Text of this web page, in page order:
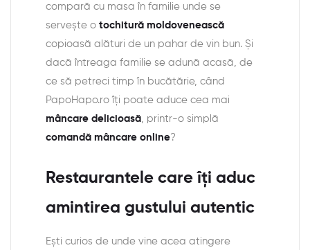
compară cu masa în familie unde se
servește o tochitură moldovenească
copioasă alături de un pahar de vin bun. Și
dacă întreaga familie se adună acasă, de
ce să petreci timp în bucătărie, când
PapoHapo.ro îți poate aduce cea mai
mâncare delicioasă , printr-o simplă
comandă mâncare online?
Restaurantele care îți aduc
amintirea gustului autentic
Ești curios de unde vine acea atingere